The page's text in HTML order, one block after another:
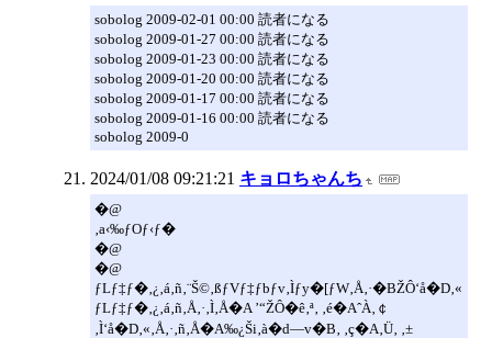
sobolog 2009-02-01 00:00 読者になる
sobolog 2009-01-27 00:00 読者になる
sobolog 2009-01-23 00:00 読者になる
sobolog 2009-01-20 00:00 読者になる
sobolog 2009-01-17 00:00 読者になる
sobolog 2009-01-16 00:00 読者になる
sobolog 2009-0
2024/01/08 09:21:21 キョロちゃんち
�@
‚a‹‰ƒOƒ‹ƒ�
�@
�@
ƒLƒ‡ƒ�‚¿‚á‚ñ‚¨Š©‚ßƒVƒ‡ƒbƒv‚Ìƒy�[ƒW‚Å‚·�BŽÔ‘å�D‚«
ƒLƒ‡ƒ�‚¿‚á‚ñ‚Å‚·‚Ì‚Å�A ’“ŽÔ�ê‚ª‚ ‚é�AˆÀ‚￠
‚Ì‘å�D‚«‚Å‚·‚ñ‚Å�A‰¿Ši‚à�d—v�B‚ ‚ç�A‚Ü‚ ‚±